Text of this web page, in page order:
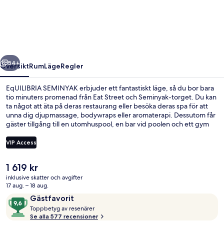
Nästa
54+
ÖversiktRumLägeRegler
EqUILIBRIA SEMINYAK erbjuder ett fantastiskt läge, så du bor bara
tio minuters promenad från Eat Street och Seminyak-torget. Du kan
ta något att äta på deras restaurang eller besöka deras spa för att
unna dig djupmassage, bodywraps eller aromaterapi. Dessutom får
gäster tillgång till en utomhuspool, en bar vid poolen och ett gym
hjälpsamma personalen.
VIP Access
Det
nuvarande
priset
1 619 kr
1 619 kr
inklusive skatter och avgifter
17 aug. – 18 aug.
RecensionerGästfavorit
9,6
av
10,
Toppbetyg av resenärer
o
Se alla 577 recensioner